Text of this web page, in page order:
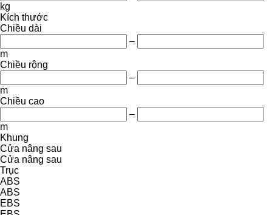
kg
Kích thước
Chiều dài
–
m
Chiều rộng
–
m
Chiều cao
–
m
Khung
Cửa nâng sau
Cửa nâng sau
Trục
ABS
ABS
EBS